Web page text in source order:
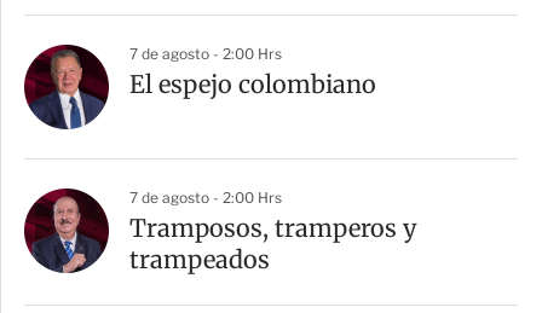
7 de agosto - 2:00 Hrs
El espejo colombiano
7 de agosto - 2:00 Hrs
Tramposos, tramperos y
trampeados